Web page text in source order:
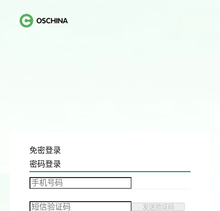
免密登录
密码登录
发送验证码